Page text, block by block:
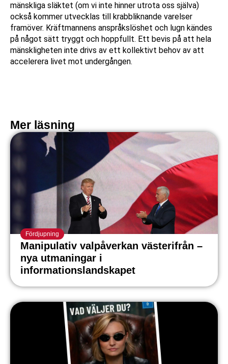
mänskliga släktet (om vi inte hinner utrota oss själva)
också kommer utvecklas till krabbliknande varelser
framöver. Kräftmannens anspråkslöshet och lugn kändes
på något sätt tryggt och hoppfullt. Ett bevis på att hela
mänskligheten inte drivs av ett kollektivt behov av att
accelerera livet mot undergången.
Mer läsning
Fördjupning
Manipulativ valpåverkan västerifrån –
nya utmaningar i
informationslandskapet